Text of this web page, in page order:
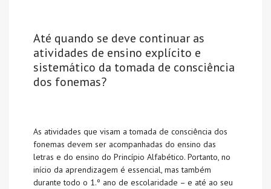
Até quando se deve continuar as
atividades de ensino explícito e
sistemático da tomada de consciência
dos fonemas?
As atividades que visam a tomada de consciência dos
fonemas devem ser acompanhadas do ensino das
letras e do ensino do Princípio Alfabético. Portanto, no
início da aprendizagem é essencial, mas também
durante todo o 1.º ano de escolaridade – e até ao seu